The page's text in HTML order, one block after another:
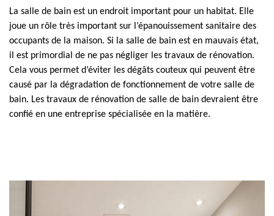
La salle de bain est un endroit important pour un habitat. Elle
joue un rôle très important sur l’épanouissement sanitaire des
occupants de la maison. Si la salle de bain est en mauvais état,
il est primordial de ne pas négliger les travaux de rénovation.
Cela vous permet d’éviter les dégâts couteux qui peuvent être
causé par la dégradation de fonctionnement de votre salle de
bain. Les travaux de rénovation de salle de bain devraient être
confié en une entreprise spécialisée en la matière.